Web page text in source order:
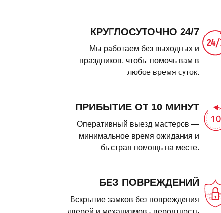
КРУГЛОСУТОЧНО 24/7
Мы работаем без выходных и
праздников, чтобы помочь вам в
любое время суток.
ПРИБЫТИЕ ОТ 10 МИНУТ
Оперативный выезд мастеров —
минимальное время ожидания и
быстрая помощь на месте.
БЕЗ ПОВРЕЖДЕНИЙ
Вскрытие замков без повреждения